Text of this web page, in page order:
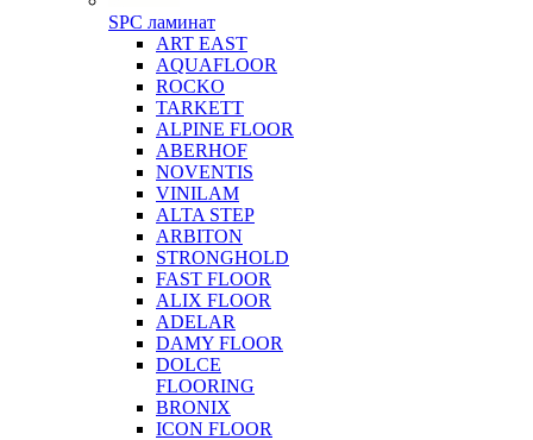
SPC ламинат
ART EAST
AQUAFLOOR
ROCKO
TARKETT
ALPINE FLOOR
ABERHOF
NOVENTIS
VINILAM
ALTA STEP
ARBITON
STRONGHOLD
FAST FLOOR
ALIX FLOOR
ADELAR
DAMY FLOOR
DOLCE
FLOORING
BRONIX
ICON FLOOR